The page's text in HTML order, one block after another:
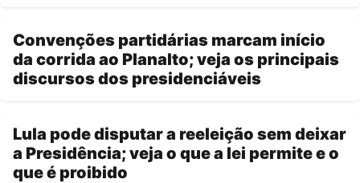
Convenções partidárias marcam início
da corrida ao Planalto; veja os principais
discursos dos presidenciáveis
Lula pode disputar a reeleição sem deixar
a Presidência; veja o que a lei permite e o
que é proibido